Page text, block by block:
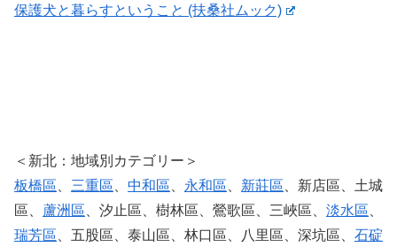
保護犬と暮らすということ (扶桑社ムック)
＜新北：地域別カテゴリー＞
板橋區
三重區 中和區 永和區 新莊區 、新店區、土城
區、 蘆洲區 、汐止區、樹林區、鶯歌區、三峽區、 淡水區
瑞芳區 、五股區、泰山區、林口區、八里區、深坑區、 石碇